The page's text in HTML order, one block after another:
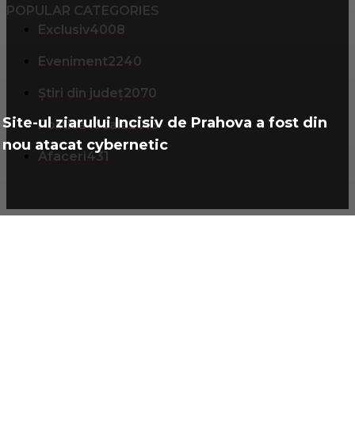
Site-ul ziarului Incisiv de Prahova a fost din
nou atacat cybernetic
POPULAR CATEGORIES
Exclusiv4008
Eveniment2240
Știri din județ2070
Politică locală2013
Afaceri431